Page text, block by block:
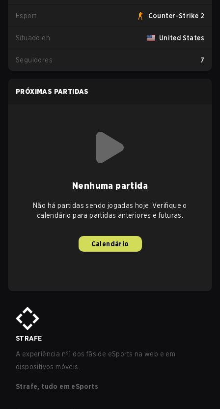
Esport Counter-Strike 2
Situado en United States
Seguidores 7
PRÓXIMAS PARTIDAS
Nenhuma partida
Não há partidas sendo jogadas hoje. Verifique o
calendário para partidas anteriores e futuras.
Calendário
STRAFE
A experiência nº1 dos fãs de eSports na web e em
dispositivos móveis.
Strafe, tudo em eSports